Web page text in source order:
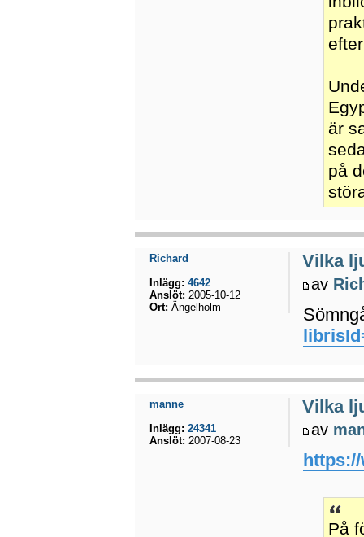
är
på
Vilka
av
Richard
Inlägg: 4642
Anslöt: 2005-10-12
Ort: Ängelholm
Vilka
av
På
manne
Inlägg: 24341
Anslöt: 2007-08-23